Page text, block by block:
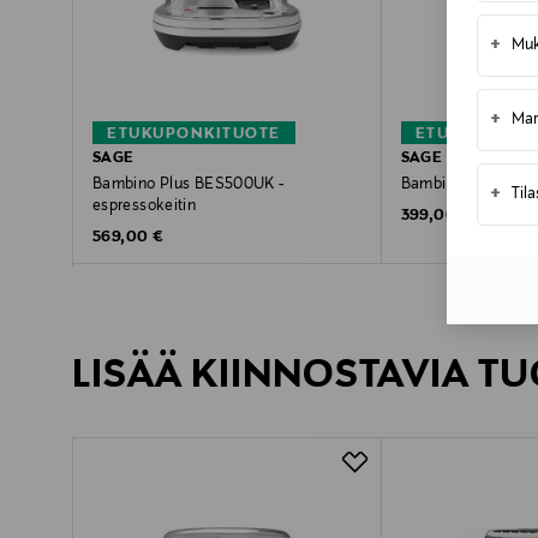
+
+
+
ETUKUPONKITUOTE
SAGE
Bambino Plus BES500UK -
espressokeitin
Original Price
569,00 €
SAGE
Bambino-
Original Price
399,00 €
LISÄÄ KIINNOSTAVIA